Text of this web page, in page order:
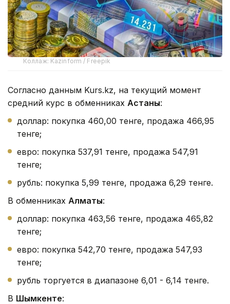
Коллаж: Kazinform / Freepik
Согласно данным Kurs.kz, на текущий момент
средний курс в обменниках Астаны:
доллар: покупка 460,00 тенге, продажа 466,95
тенге;
евро: покупка 537,91 тенге, продажа 547,91
тенге;
рубль: покупка 5,99 тенге, продажа 6,29 тенге.
В обменниках Алматы:
доллар: покупка 463,56 тенге, продажа 465,82
тенге;
евро: покупка 542,70 тенге, продажа 547,93
тенге;
рубль торгуется в диапазоне 6,01 - 6,14 тенге.
В Шымкенте: